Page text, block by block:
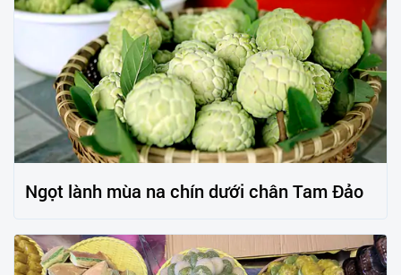
Ngọt lành mùa na chín dưới chân Tam Đảo